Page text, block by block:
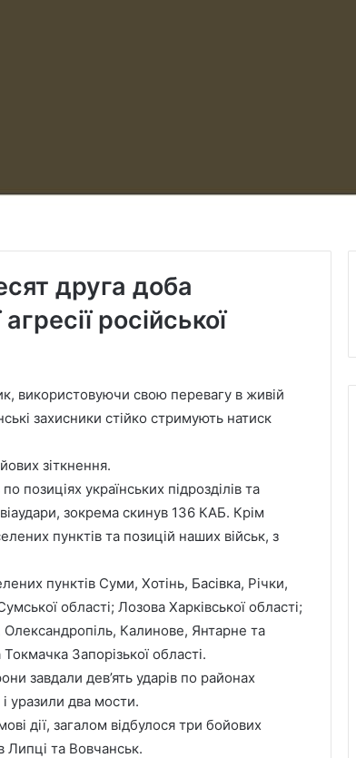
друга доба
російської
використовуючи свою перевагу в живій
захисники стійко стримують натиск
зіткнення.
позиціях українських підрозділів та
зокрема скинув 136 КАБ. Крім
пунктів та позицій наших військ, з
пунктів Суми, Хотінь, Басівка, Річки,
області; Лозова Харківської області;
Калинове, Янтарне та
Запорізької області.
завдали дев’ять ударів по районах
уразили два мости.
дії, загалом відбулося три бойових
Липці та Вовчанськ.